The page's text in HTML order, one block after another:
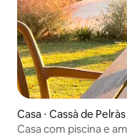
Casa ⋅ Cassà de Pelràs
Casa com piscina e